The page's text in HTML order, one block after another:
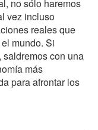
no sólo haremos
vez incluso
reales que
mundo. Si
con una
más
para afrontar los